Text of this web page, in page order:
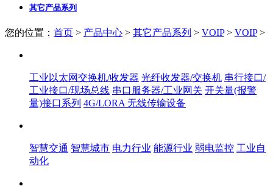
其它产品系列
您的位置： 首页 > 产品中心 > 其它产品系列 > VOIP> VOIP>
工业以太网交换机/收发器 光纤收发器/交换机 串行接口/
工业接口/现场总线 串口服务器/工业网关 开关量(报警
量)接口系列 4G/LORA 无线传输设备
智慧交通 智慧城市 电力行业 能源行业 弱电监控 工业自
动化